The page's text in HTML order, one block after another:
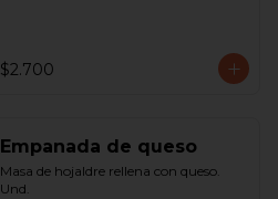
$2.700
Empanada de queso
Masa de hojaldre rellena con queso.
Und.